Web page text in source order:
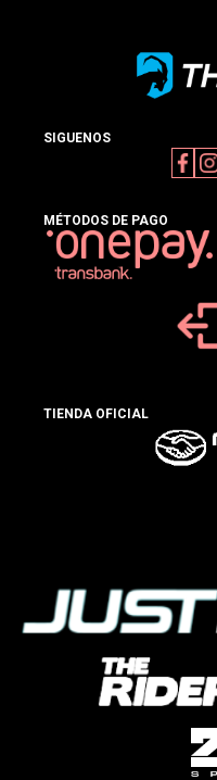
SIGUENOS
MÉTODOS DE PAGO
TIENDA OFICIAL